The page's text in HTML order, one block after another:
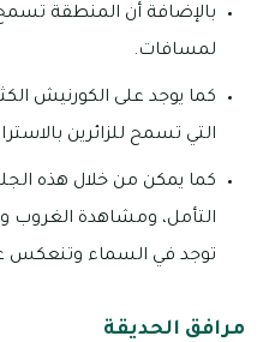
بالإضافة أن المنطقة
لمسافات.
كما يوجد على الكورنيش
التي تسمح للزائرين
كما يمكن من خلال هذه
التأمل، ومشاهدة الغروب
توجد في السماء وتنعكس
مرافق الحديقة